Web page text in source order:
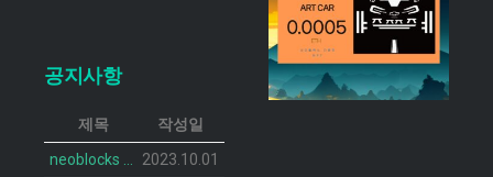
공지사항
제목
작성일
2023.10.01